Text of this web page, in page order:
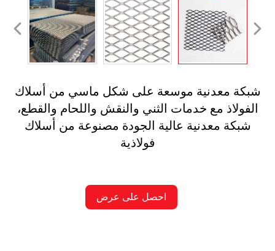
شبكة معدنية موسعة على شكل ماسي من أسلاك
الفولاذ مع خدمات الثني والنقش واللحام والقطع،
شبكة معدنية عالية الجودة مصنوعة من أسلاك
فولاذية
احصل على عرض